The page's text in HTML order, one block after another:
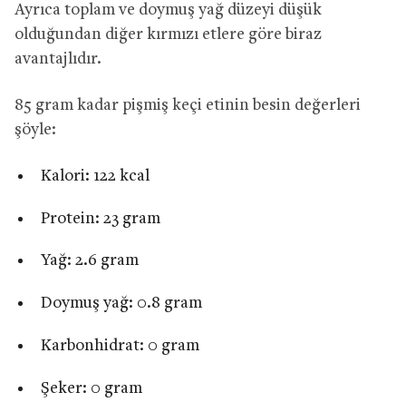
Ayrıca toplam ve doymuş yağ düzeyi düşük
olduğundan diğer kırmızı etlere göre biraz
avantajlıdır.
85 gram kadar pişmiş keçi etinin besin değerleri
şöyle:
Kalori: 122 kcal
Protein: 23 gram
Yağ: 2.6 gram
Doymuş yağ: 0.8 gram
Karbonhidrat: 0 gram
Şeker: 0 gram